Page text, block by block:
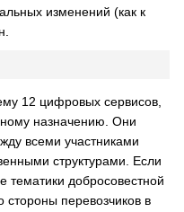
изменений (как к
12 цифровых сервисов,
назначению. Они
всеми участниками
структурами. Если
тематики добросовестной
стороны перевозчиков в